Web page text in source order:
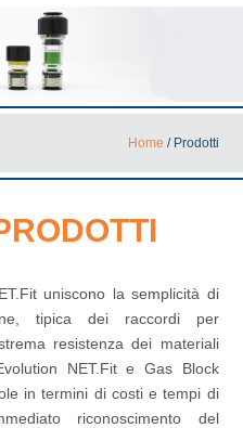
Home / Prodotti
uniscono la semplicità di
tipica dei raccordi per
resistenza dei materiali
NET.Fit e Gas Block
in termini di costi e tempi di
riconoscimento del